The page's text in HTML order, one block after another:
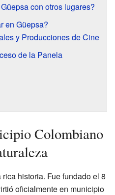
con otros lugares?
en Güepsa?
y Producciones de Cine
de la Panela
Colombiano
historia. Fue fundado el 8
oficialmente en municipio